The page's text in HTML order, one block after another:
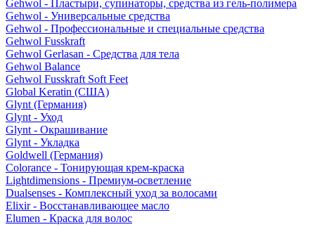
Gehwol - Пластыри, супинаторы, средства из гель-полимера
Gehwol - Универсальные средства
Gehwol - Профессиональные и специальные средства
Gehwol Fusskraft
Gehwol Gerlasan - Средства для тела
Gehwol Balance
Gehwol Fusskraft Soft Feet
Global Keratin (США)
Glynt (Германия)
Glynt - Уход
Glynt - Окрашивание
Glynt - Укладка
Goldwell (Германия)
Colorance - Тонирующая крем-краска
Lightdimensions - Премиум-осветление
Dualsenses - Комплексный уход за волосами
Elixir - Восстанавливающее масло
Elumen - Краска для волос